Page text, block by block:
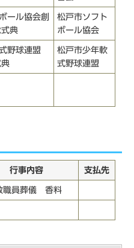
ール協会創
典
松戸市ソフト
ボール協会
野球連盟
松戸市少年軟
式野球連盟
行事内容 支払先
職員葬儀 香料